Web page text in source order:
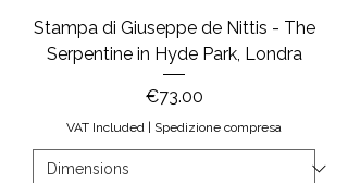
Stampa di Giuseppe de Nittis - The
Serpentine in Hyde Park, Londra
Price
€73.00
VAT Included | Spedizione compresa